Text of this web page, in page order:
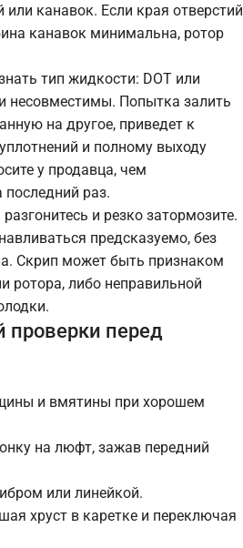
или канавок. Если края отверстий
канавок минимальна, ротор
тип жидкости: DOT или
несовместимы. Попытка залить
на другое, приведет к
и полному выходу
у продавца, чем
раз.
и резко затормозите.
предсказуемо, без
Скрип может быть признаком
ротора, либо неправильной
проверки перед
и вмятины при хорошем
на люфт, зажав передний
или линейкой.
хруст в каретке и переключая